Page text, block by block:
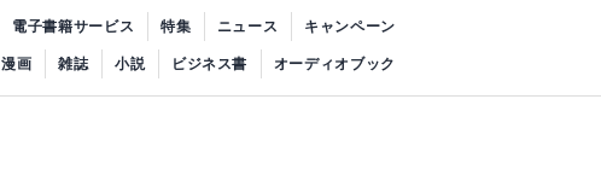
電子書籍サービス 特集 ニュース キャンペーン
漫画 雑誌 小説 ビジネス書 オーディオブック